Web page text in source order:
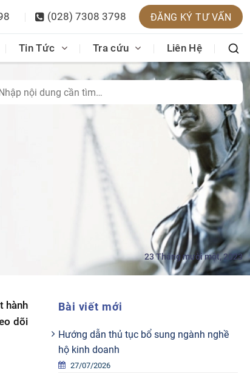
(028) 7308 3798 ĐĂNG KÝ TƯ VẤN
Tin Tức Tra cứu Liên Hệ
23 Tháng mười một, 2023
hành
dõi
Bài viết mới
Hướng dẫn thủ tục bổ sung ngành nghề
hộ kinh doanh
27/07/2026